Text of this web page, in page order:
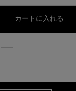
カートに入れる